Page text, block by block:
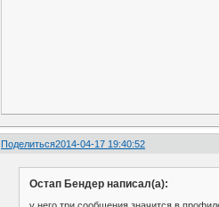
Поделиться2014-04-17 19:40:52
Остап Бендер написал(а):
у него три сообщения значится в